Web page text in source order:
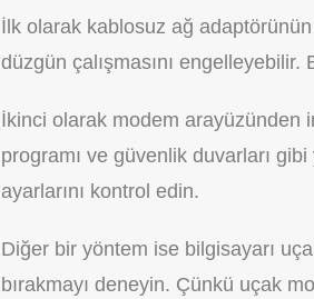
İlk olarak kablosuz ağ adaptörünün
düzgün çalışmasını
İkinci olarak modem arayüzünden
programı ve güvenlik duvarları gibi
ayarlarını kontrol edin.
Diğer bir yöntem ise bilgisayarı
bırakmayı deneyin. Çünkü uçak